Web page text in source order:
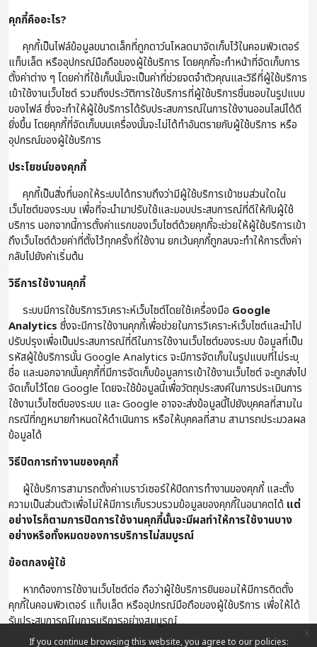
If you continue browsing this website, you agree to our policies:
คุกกี้คืออะไร?
คุกกี้เป็นไฟล์ข้อมูลขนาดเล็กที่ถูกดาว์นโหลดมาจัดเก็บไว้ในคอมพิวเตอร์
แท็บเล็ต หรืออุปกรณ์มือถือของผู้ใช้บริการ โดยคุกกี้จะทำหน้าที่จัดเก็บการ
ตั้งค่าต่าง ๆ โดยค่าที่ใช้เก็บนั้นจะเป็นค่าที่ช่วยจดจำตัวคุณและวิธีที่ผู้ใช้บริการ
เข้าใช้งานเว็บไซต์ รวมถึงประวัติการใช้บริการที่ผู้ใช้บริการชื่นชอบในรูปแบบ
ของไฟล์ ซึ่งจะทำให้ผู้ใช้บริการได้รับประสบการณ์ในการใช้งานออนไลน์ได้ดี
ยิ่งขึ้น โดยคุกกี้ที่จัดเก็บบนเครื่องนั้นจะไม่ได้ทำอันตรายกับผู้ใช้บริการ หรือ
อุปกรณ์ของผู้ใช้บริการ
ประโยชน์ของคุกกี้
คุกกี้เป็นสิ่งที่บอกให้ระบบได้ทราบถึงว่ามีผู้ใช้บริการเข้าชมส่วนใดใน
เว็บไซต์ของระบบ เพื่อที่จะนำมาปรับใช้และมอบประสบการณ์ที่ดีให้กับผู้ใช้
บริการ นอกจากนี้การตั้งค่าแรกของเว็บไซต์ด้วยคุกกี้จะช่วยให้ผู้ใช้บริการเข้า
ถึงเว็บไซต์ด้วยค่าที่ตั้งไว้ทุกครั้งที่ใช้งาน ยกเว้นคุกกี้ถูกลบจะทำให้การตั้งค่า
กลับไปยังค่าเริ่มต้น
วิธีการใช้งานคุกกี้
ระบบมีการใช้บริการวิเคราะห์เว็บไซต์โดยใช้เครื่องมือ Google
Analytics ซึ่งจะมีการใช้งานคุกกี้เพื่อช่วยในการวิเคราะห์เว็บไซต์และนำไป
ปรับปรุงเพื่อเป็นประสบการณ์ที่ดีในการใช้งานเว็บไซต์ของระบบ ข้อมูลที่เป็น
รหัสผู้ใช้บริการนั้น Google Analytics จะมีการจัดเก็บในรูปแบบที่ไม่ระบุ
ชื่อ และนอกจากนั้นคุกกี้ที่มีการจัดเก็บข้อมูลการเข้าใช้งานเว็บไซต์ จะถูกส่งไป
จัดเก็บไว้โดย Google โดยจะใช้ข้อมูลนี้เพื่อวัตถุประสงค์ในการประเมินการ
ใช้งานเว็บไซต์ของระบบ และ Google อาจจะส่งข้อมูลนี้ไปยังบุคคลที่สามใน
กรณีที่กฏหมายกำหนดให้ดำเนินการ หรือให้บุคคลที่สาม สามารถประมวลผล
ข้อมูลได้
วิธีปิดการทำงานของคุกกี้
ผู้ใช้บริการสามารถตั้งค่าเบราว์เซอร์ให้ปิดการทำงานของคุกกี้ และตั้ง
ความเป็นส่วนตัวเพื่อไม่ให้มีการเก็บรวบรวมข้อมูลของคุกกี้ในอนาคตได้ แต่
อย่างไรก็ตามการปิดการใช้งานคุกกี้นั้นจะมีผลทำให้การใช้งานบาง
อย่างหรือทั้งหมดของการบริการไม่สมบูรณ์
ข้อตกลงผู้ใช้
หากต้องการใช้งานเว็บไซต์ต่อ ถือว่าผู้ใช้บริการยินยอมให้มีการติดตั้ง
คุกกี้ในคอมพิวเตอร์ แท็บเล็ต หรืออุปกรณ์มือถือของผู้ใช้บริการ เพื่อให้ได้
รับประสบการณ์ในการบริการอย่างสมบูรณ์